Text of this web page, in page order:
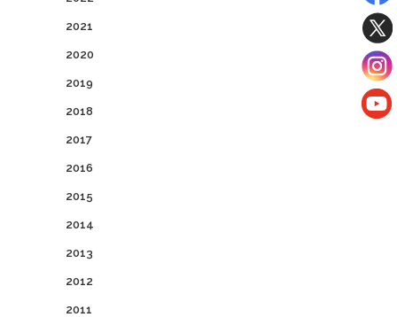
2021
2020
2019
2018
2017
2016
2015
2014
2013
2012
2011